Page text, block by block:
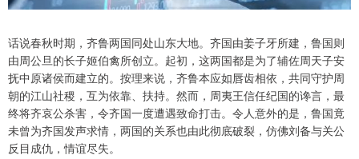
话说春秋时期，齐鲁两国同处山东大地。齐国由姜子牙所建，鲁国则
由周公旦的长子姬伯禽所创立。起初，这两国都是为了辅佐周天子安
抚中原诸侯而建立的。按理来说，齐鲁本应如唇齿相依，共同守护周
朝的江山社稷，互为依靠、扶持。然而，周夷王信任纪国的谗言，最
终将齐哀公杀害，令齐国一度遭遇致命打击。令人意外的是，鲁国竟
未曾为齐国发声求情，两国的关系也由此彻底破裂，仿佛刘备与关公
反目成仇，情谊尽失。